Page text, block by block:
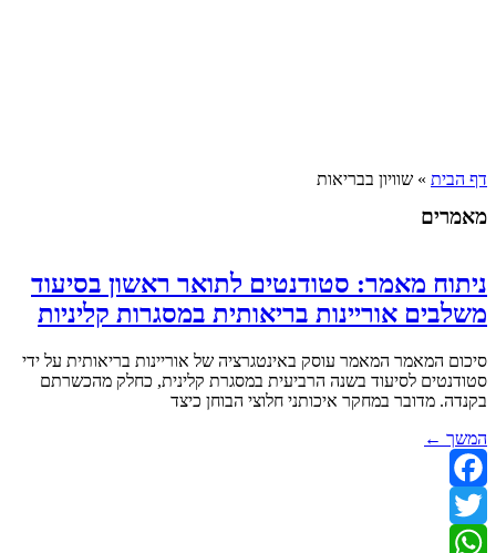
דף הבית » שוויון בבריאות
מאמרים
ניתוח מאמר: סטודנטים לתואר ראשון בסיעוד
משלבים אוריינות בריאותית במסגרות קליניות
סיכום המאמר המאמר עוסק באינטגרציה של אוריינות בריאותית על ידי
סטודנטים לסיעוד בשנה הרביעית במסגרת קלינית, כחלק מהכשרתם
בקנדה. מדובר במחקר איכותני חלוצי הבוחן כיצד
המשך ←
Facebook
Twitter